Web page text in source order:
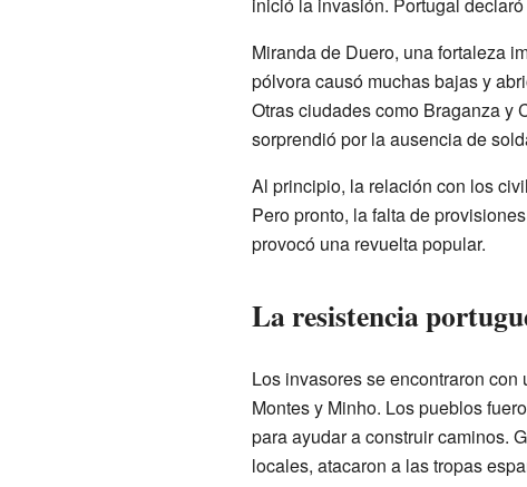
Miranda de Duero, una fortaleza
pólvora causó muchas bajas y
Otras ciudades como Braganza y
sorprendió por la ausencia de
Al principio, la relación con los
Pero pronto, la falta de
provocó una revuelta popular.
La resistencia
Los invasores se encontraron
Montes y Minho. Los pueblos
para ayudar a construir caminos.
locales, atacaron a las tropas